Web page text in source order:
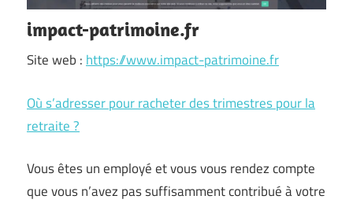
impact-patrimoine.fr
Site web :https://www.impact-patrimoine.fr
Où s’adresser pour racheter des trimestres pour la
retraite ?
Vous êtes un employé et vous vous rendez compte
que vous n’avez pas suffisamment contribué à votre